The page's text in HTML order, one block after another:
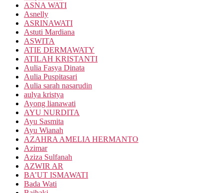
ASNA WATI
Asnelly
ASRINAWATI
Astuti Mardiana
ASWITA
ATIE DERMAWATY
ATILAH KRISTANTI
Aulia Fasya Dinata
Aulia Puspitasari
Aulia sarah nasarudin
aulya kristya
Ayong lianawati
AYU NURDITA
Ayu Sasmita
Ayu Wianah
AZAHRA AMELIA HERMANTO
Azimar
Aziza Sulfanah
AZWIR AR
BA’UT ISMAWATI
Bada Wati